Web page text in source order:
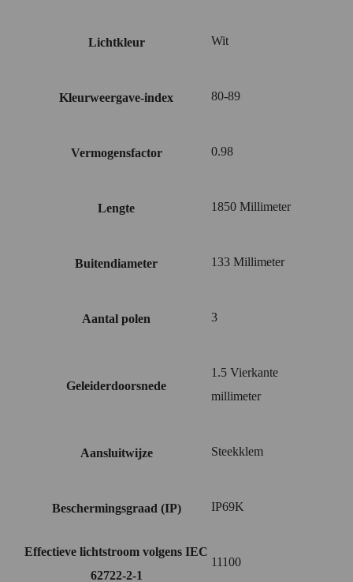
Lichtkleur Wit
Kleurweergave-index 80-89
Vermogensfactor 0.98
Lengte 1850 Millimeter
Buitendiameter 133 Millimeter
Aantal polen 3
Geleiderdoorsnede
1.5 Vierkante
millimeter
Aansluitwijze Steekklem
Beschermingsgraad (IP) IP69K
Effectieve lichtstroom volgens IEC
62722-2-1
11100